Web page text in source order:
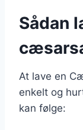
Sådan
At lave en
enkelt og
kan følge: